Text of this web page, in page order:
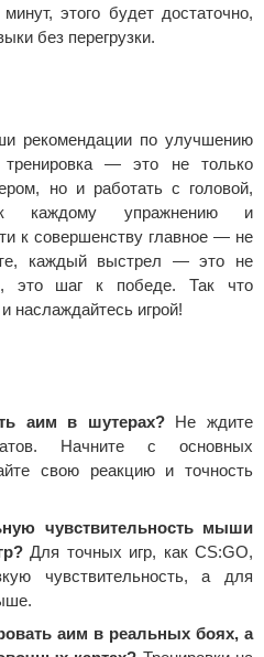
этого будет достаточно,
без перегрузки.
рекомендации по улучшению
тренировка — это не только
но и работать с головой,
к каждому упражнению и
к совершенству главное — не
каждый выстрел — это не
это шаг к победе. Так что
наслаждайтесь игрой!
аим в шутерах? Не ждите
Начните с основных
свою реакцию и точность
чувствительность мыши
Для точных игр, как CS:GO,
чувствительность, а для
аим в реальных боях, а